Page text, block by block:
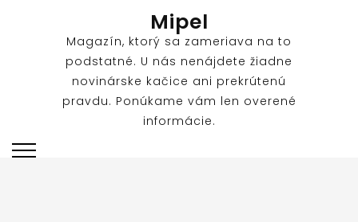
Mipel
Magazín, ktorý sa zameriava na to
podstatné. U nás nenájdete žiadne
novinárske kačice ani prekrútenú
pravdu. Ponúkame vám len overené
informácie.